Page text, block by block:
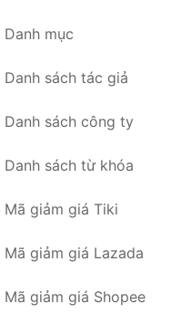
Danh mục
Danh sách tác giả
Danh sách công ty
Danh sách từ khóa
Mã giảm giá Tiki
Mã giảm giá Lazada
Mã giảm giá Shopee